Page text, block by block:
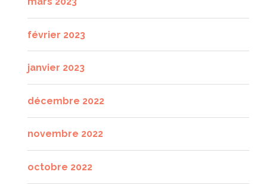
février 2023
janvier 2023
décembre 2022
novembre 2022
octobre 2022